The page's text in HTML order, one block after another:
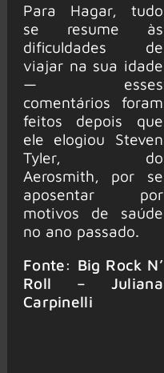
Para Hagar, tudo
se resume às
dificuldades de
viajar na sua idade
— esses
comentários foram
feitos depois que
ele elogiou Steven
Tyler, do
Aerosmith, por se
aposentar por
motivos de saúde
no ano passado.
Fonte: Big Rock N’
Roll – Juliana
Carpinelli